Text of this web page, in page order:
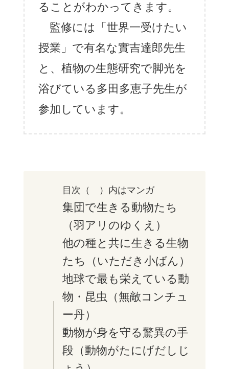
ることがわかってきます。
監修には「世界一受けたい
授業」で有名な實吉達郎先生
と、植物の生態研究で脚光を
浴びている多田多恵子先生が
参加しています。
目次（ ）内はマンガ
集団で生きる動物たち
（羽アリのゆくえ）
他の種と共に生きる生物
たち（いただき小ばん）
地球で最も栄えている動
物・昆虫（無敵コンチュ
ー丹）
動物が身を守る驚異の手
段（動物がたにげだしじ